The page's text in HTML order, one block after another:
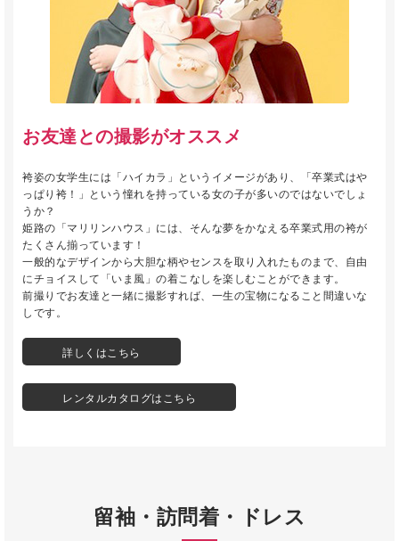
お友達との撮影がオススメ
袴姿の女学生には「ハイカラ」というイメージがあり、「卒業式はや
っぱり袴！」という憧れを持っている女の子が多いのではないでしょ
うか？
姫路の「マリリンハウス」には、そんな夢をかなえる卒業式用の袴が
たくさん揃っています！
一般的なデザインから大胆な柄やセンスを取り入れたものまで、自由
にチョイスして「いま風」の着こなしを楽しむことができます。
前撮りでお友達と一緒に撮影すれば、一生の宝物になること間違いな
しです。
詳しくはこちら
レンタルカタログはこちら
留袖・訪問着・ドレス